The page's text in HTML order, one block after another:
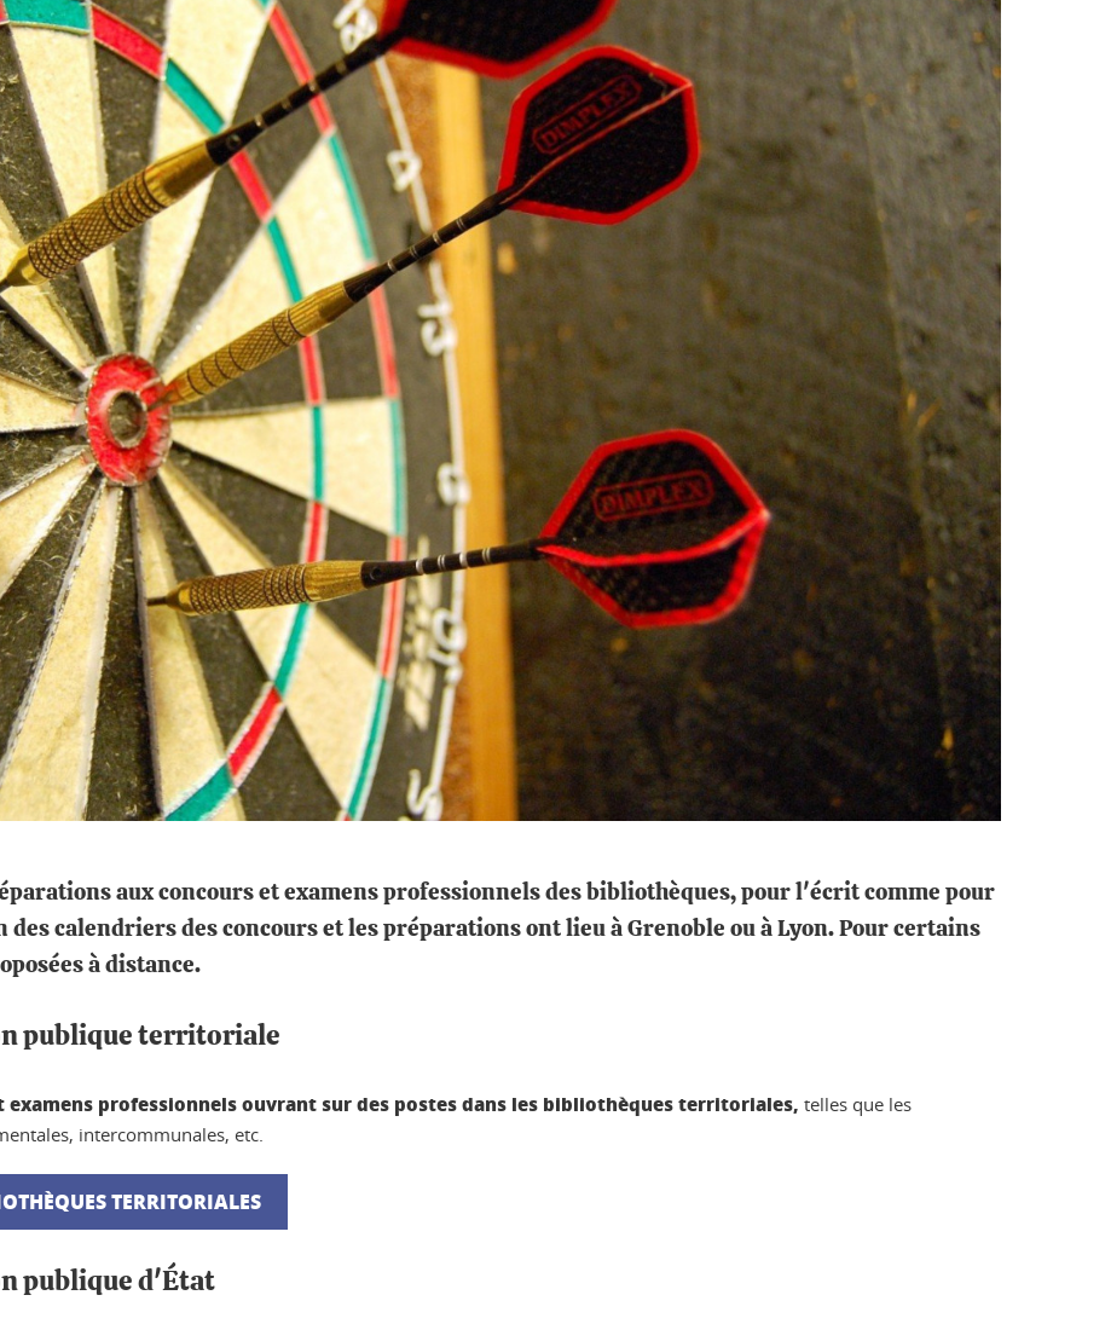
aux concours et examens professionnels des bibliothèques, pour l'écrit comme pour
calendriers des concours et les préparations ont lieu à Grenoble ou à Lyon. Pour certains
à distance.
publique territoriale
examens professionnels ouvrant sur des postes dans les bibliothèques territoriales, telles que les
intercommunales, etc.
TERRITORIALES
publique d'État